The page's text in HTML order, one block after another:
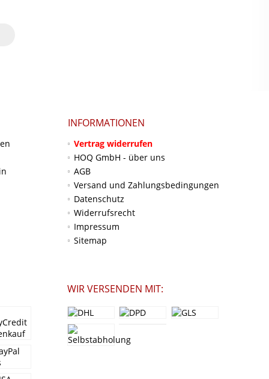
INFORMATIONEN
Vertrag widerrufen
HOQ GmbH - über uns
AGB
Versand und Zahlungsbedingungen
Datenschutz
Widerrufsrecht
Impressum
Sitemap
WIR VERSENDEN MIT: